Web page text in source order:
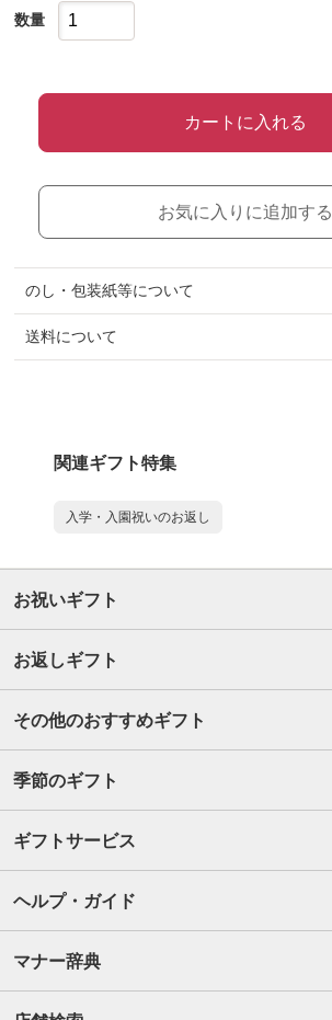
数量
カートに入れる
お気に入りに追加する
のし・包装紙等について
送料について
関連ギフト特集
入学・入園祝いのお返し
お祝いギフト
お返しギフト
その他のおすすめギフト
季節のギフト
ギフトサービス
ヘルプ・ガイド
マナー辞典